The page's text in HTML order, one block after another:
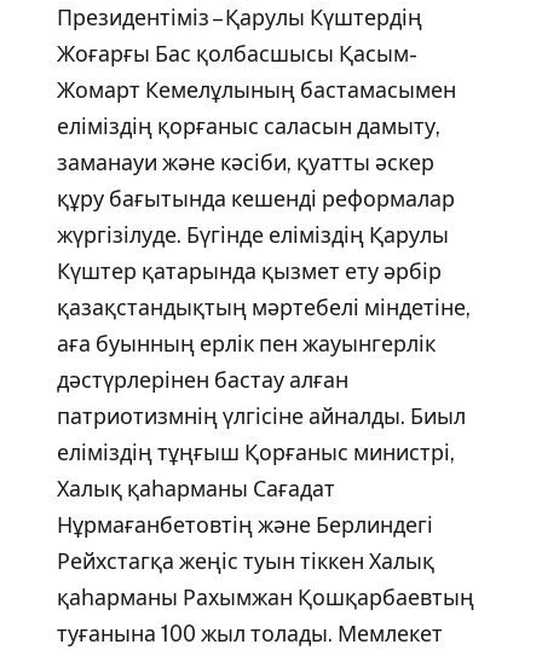
Президентіміз – Қарулы Күштердің
Жоғарғы Бас қолбасшысы Қасым-
Жомарт Кемелұлының бастамасымен
еліміздің қорғаныс саласын дамыту,
заманауи және кәсіби, қуатты әскер
құру бағытында кешенді реформалар
жүргізілуде. Бүгінде еліміздің Қарулы
Күштер қатарында қызмет ету әрбір
қазақстандықтың мәртебелі міндетіне,
аға буынның ерлік пен жауынгерлік
дәстүрлерінен бастау алған
патриотизмнің үлгісіне айналды. Биыл
еліміздің тұңғыш Қорғаныс министрі,
Халық қаһарманы Сағадат
Нұрмағанбетовтің және Берлиндегі
Рейхстагқа жеңіс туын тіккен Халық
қаһарманы Рахымжан Қошқарбаевтың
туғанына 100 жыл толады. Мемлекет